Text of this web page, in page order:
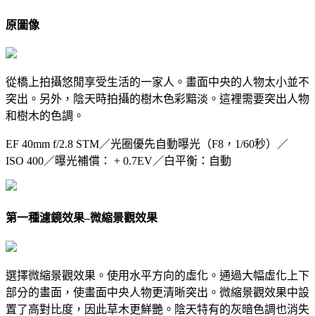
原圖像
從橋上拍攝悠閒享受生活的一家人。畫面中央的人物太小並不
突出。另外，陰天時拍攝的樹木色彩黯淡。這裡需要突出人物
和樹木的色調。
EF 40mm f/2.8 STM／光圈優先自動曝光（F8，1/60秒）／
ISO 400／曝光補償： + 0.7EV／白平衡：自動
第一種濾鏡效果–微縮景觀效果
選擇微縮景觀效果。使用水平方向的虛化。通過大幅虛化上下
部分的畫面，使畫面中央人物更清晰突出。微縮景觀效果中設
置了高對比度，因此草木更鮮艷。陰天特有的灰暗色調也消失